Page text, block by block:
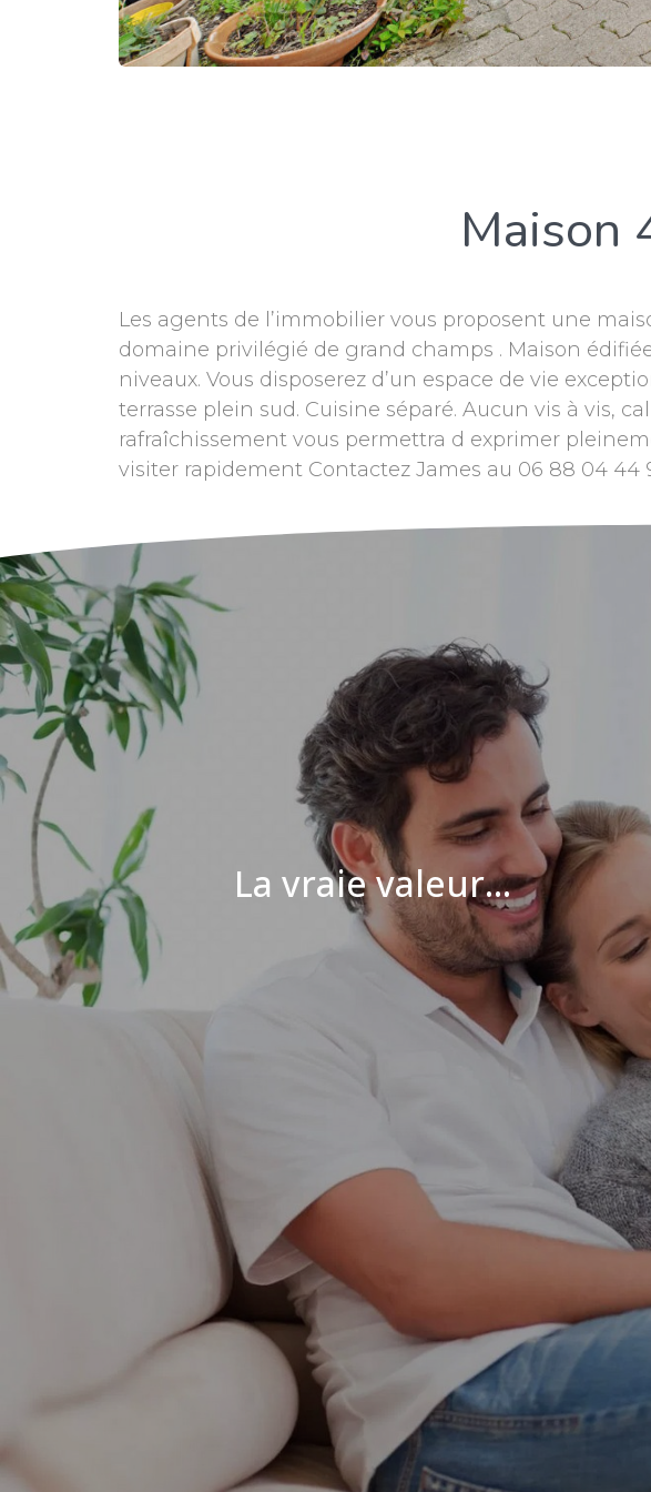
Maison
Les agents de l’immobilier vous proposent une
domaine privilégié de grand champs . Maison
niveaux. Vous disposerez d’un espace de vie
terrasse plein sud. Cuisine séparé. Aucun vis à vis,
rafraîchissement vous permettra d exprimer
visiter rapidement Contactez James au 06 88 04 44
La vraie valeur...